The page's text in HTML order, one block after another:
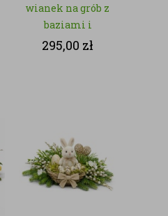
wianek na grób z
baziami i
zajączkami –
295,00 zł